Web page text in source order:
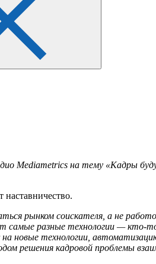
Mediametrics на тему «Кадры
рынком соискателя, а не
разные технологии — кто-то,
новые технологии,
кадровой проблемы